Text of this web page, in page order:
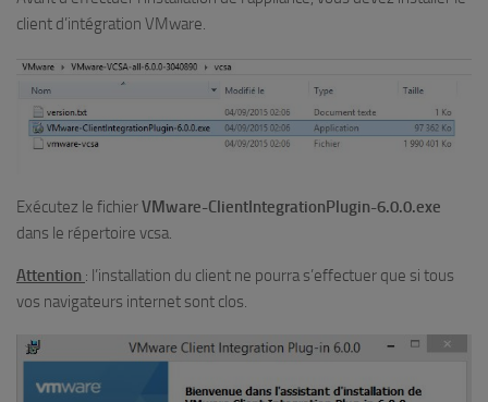
client d’intégration VMware.
Exécutez le fichierVMware-ClientIntegrationPlugin-6.0.0.exe
dans le répertoire vcsa.
Attention : l’installation du client ne pourra s’effectuer que si tous
vos navigateurs internet sont clos.